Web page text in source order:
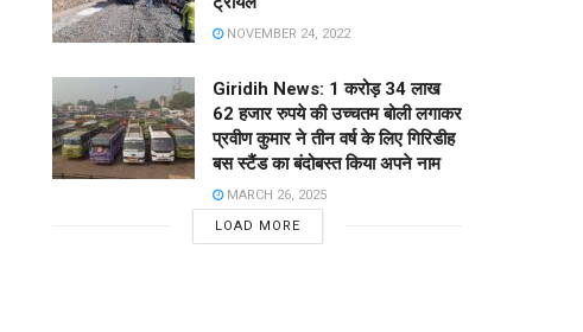
NOVEMBER 24, 2022
Giridih News: 1 करोड़ 34 लाख
62 हजार रुपये की उच्चतम बोली लगाकर
प्रवीण कुमार ने तीन वर्ष के लिए गिरिडीह
बस स्टैंड का बंदोबस्त किया अपने नाम
MARCH 26, 2025
LOAD MORE